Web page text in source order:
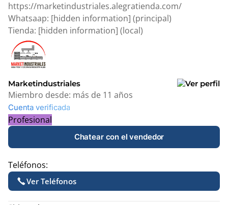
https://marketindustriales.alegratienda.com/
Whatsaap: [hidden information] (principal)
Tienda: [hidden information] (local)
Marketindustriales
Miembro desde: más de 11 años
Cuenta verificada
Profesional
Chatear con el vendedor
Teléfonos:
Ver Teléfonos